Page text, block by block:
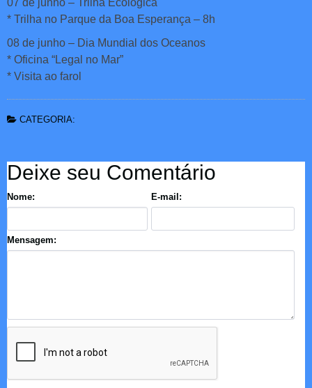
07 de junho – Trilha Ecológica
* Trilha no Parque da Boa Esperança – 8h
08 de junho – Dia Mundial dos Oceanos
* Oficina “Legal no Mar”
* Visita ao farol
CATEGORIA:
Deixe seu Comentário
Nome: E-mail:
Mensagem: